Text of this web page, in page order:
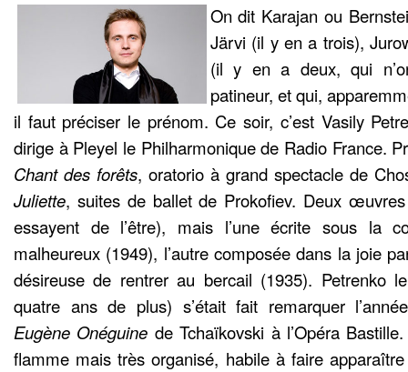
On dit Karajan ou
Järvi (il y en a trois),
(il y en a deux, qui
patineur, et qui,
il faut préciser le prénom. Ce soir, c’est Vasily
dirige à Pleyel le Philharmonique de Radio France.
Chant des forêts, oratorio à grand spectacle de
Juliette, suites de ballet de Prokofiev. Deux
essayent de l’être), mais l’une écrite sous la
malheureux (1949), l’autre composée dans la joie
désireuse de rentrer au bercail (1935). Petrenko
quatre ans de plus) s’était fait remarquer
Eugène Onéguine de Tchaïkovski à l’Opéra
flamme mais très organisé, habile à faire